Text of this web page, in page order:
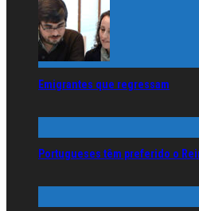
Emigrantes que regressam
Portugueses têm preferido o